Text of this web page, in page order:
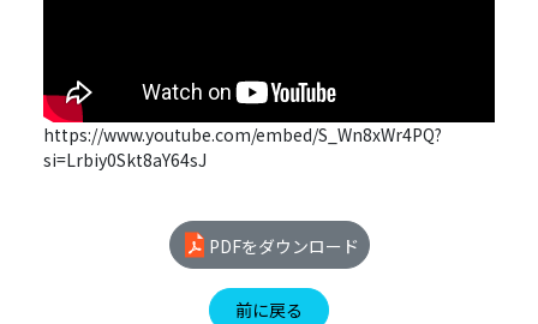
https://www.youtube.com/embed/S_Wn8xWr4PQ?
si=Lrbiy0Skt8aY64sJ
PDFをダウンロード
前に戻る